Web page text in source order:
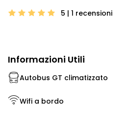
5 | 1 recensioni
Informazioni Utili
Autobus GT climatizzato
Wifi a bordo